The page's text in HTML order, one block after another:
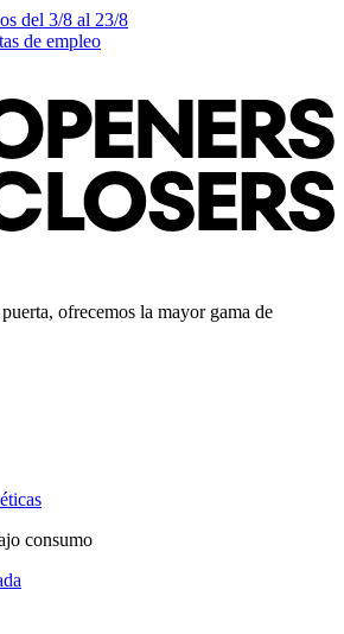
del 3/8 al 23/8
de empleo
ofrecemos la mayor gama de
consumo